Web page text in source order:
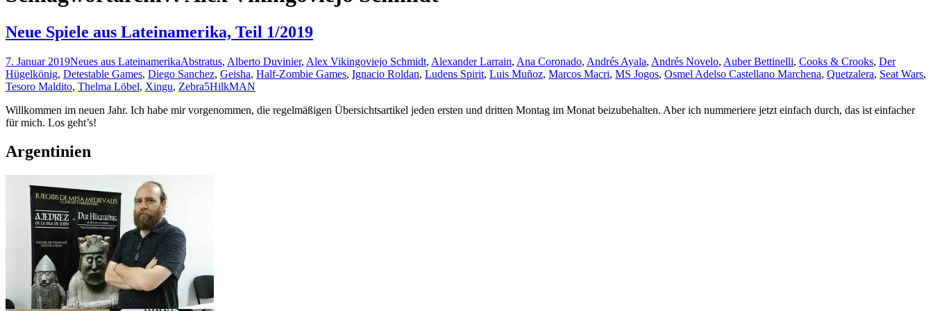
Neue Spiele aus Lateinamerika, Teil 1/2019
7. Januar 2019Neues aus LateinamerikaAbstratus, Alberto Duvinier, Alex Vikingoviejo Schmidt, Alexander Larrain, Ana Coronado, Andrés Ayala, Andrés Novelo, Auber Bettinelli, Cooks & Crooks, Der
Hügelkönig, Detestable Games, Diego Sanchez, Geisha, Half-Zombie Games, Ignacio Roldan, Ludens Spirit, Luis Muñoz, Marcos Macri, MS Jogos, Osmel Adelso Castellano Marchena, Quetzalera, Seat Wars,
Tesoro Maldito, Thelma Löbel, Xingu, Zebra5HilkMAN
Willkommen im neuen Jahr. Ich habe mir vorgenommen, die regelmäßigen Übersichtsartikel jeden ersten und dritten Montag im Monat beizubehalten. Aber ich nummeriere jetzt einfach durch, das ist einfacher
für mich. Los geht’s!
Argentinien